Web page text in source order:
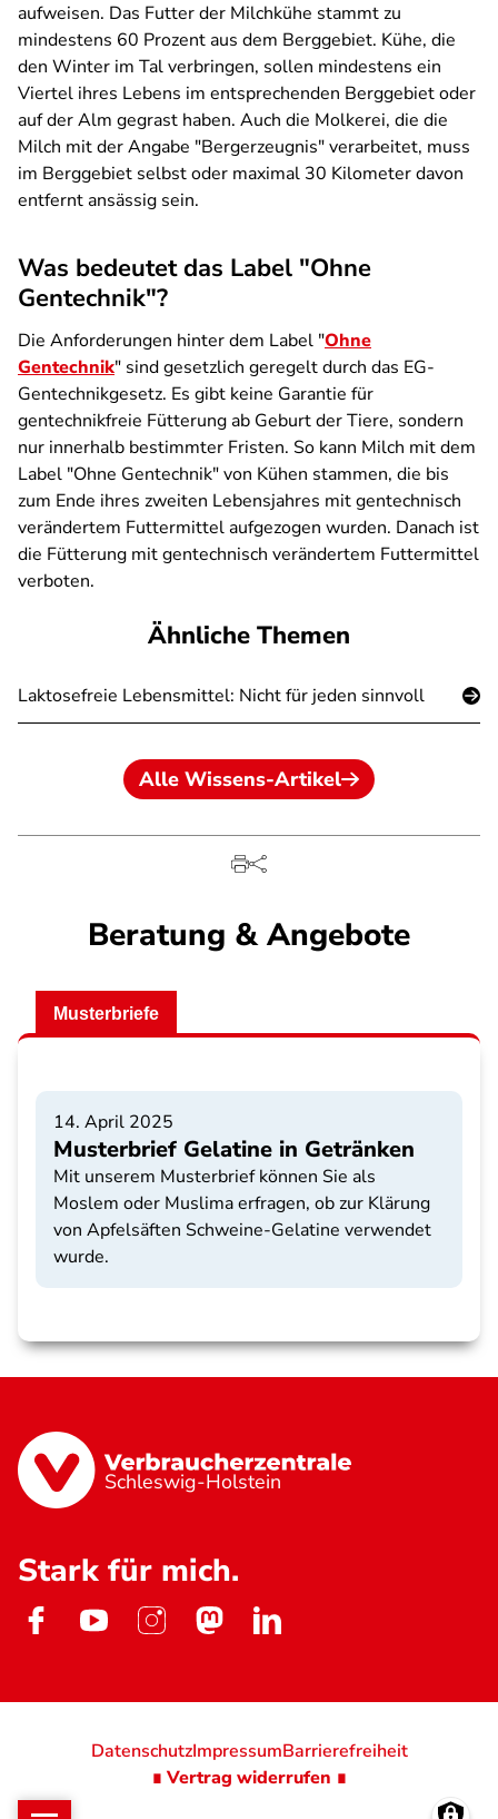
aufweisen. Das Futter der Milchkühe stammt zu
mindestens 60 Prozent aus dem Berggebiet. Kühe, die
den Winter im Tal verbringen, sollen mindestens ein
Viertel ihres Lebens im entsprechenden Berggebiet oder
auf der Alm gegrast haben. Auch die Molkerei, die die
Milch mit der Angabe "Bergerzeugnis" verarbeitet, muss
im Berggebiet selbst oder maximal 30 Kilometer davon
entfernt ansässig sein.
Was bedeutet das Label "Ohne
Gentechnik"?
Die Anforderungen hinter dem Label "Ohne
Gentechnik" sind gesetzlich geregelt durch das EG-
Gentechnikgesetz. Es gibt keine Garantie für
gentechnikfreie Fütterung ab Geburt der Tiere, sondern
nur innerhalb bestimmter Fristen. So kann Milch mit dem
Label "Ohne Gentechnik" von Kühen stammen, die bis
zum Ende ihres zweiten Lebensjahres mit gentechnisch
verändertem Futtermittel aufgezogen wurden. Danach ist
die Fütterung mit gentechnisch verändertem Futtermittel
verboten.
Ähnliche Themen
Laktosefreie Lebensmittel: Nicht für jeden sinnvoll
Alle Wissens-Artikel
Beratung & Angebote
Musterbriefe
14. April 2025
Musterbrief Gelatine in Getränken
Mit unserem Musterbrief können Sie als
Moslem oder Muslima erfragen, ob zur Klärung
von Apfelsäften Schweine-Gelatine verwendet
wurde.
Schleswig-Holstein
Stark für mich.
DatenschutzImpressumBarrierefreiheit
∎ Vertrag widerrufen ∎